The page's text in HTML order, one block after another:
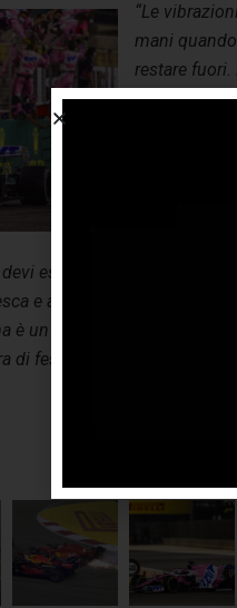
“Le
mani
restare
medie si è
essere
e abbiamo vinto
è un risultato incredibile per
di festeggiare con tutto il